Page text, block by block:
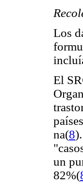
Los
El
na(8
un
82%(